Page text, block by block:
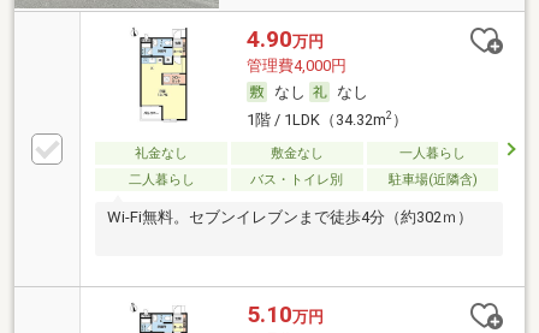
4.90万円
管理費4,000円
なし
なし
1階 / 1LDK（34.32m2）
礼金なし 敷金なし
一人暮らし
二人暮らし
バス・トイレ別 駐車場(近隣含)
Wi-Fi無料。セブンイレブンまで徒歩4分（約302ｍ）
5.10万円